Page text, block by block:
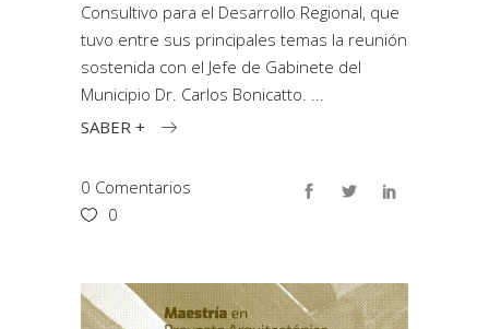
Consultivo para el Desarrollo Regional, que
tuvo entre sus principales temas la reunión
sostenida con el Jefe de Gabinete del
Municipio Dr. Carlos Bonicatto.
SABER +
0 Comentarios
0